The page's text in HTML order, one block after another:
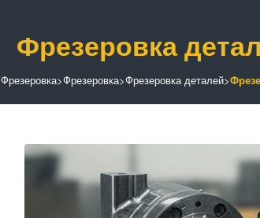
Фрезеровка
Фрезеровка>Фрезеровка>Фрезеровка деталей>